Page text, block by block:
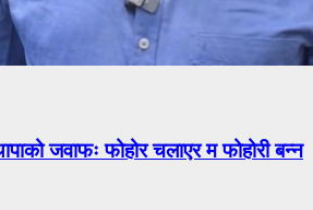
जवाफः फोहोर चलाएर म फोहोरी बन्न